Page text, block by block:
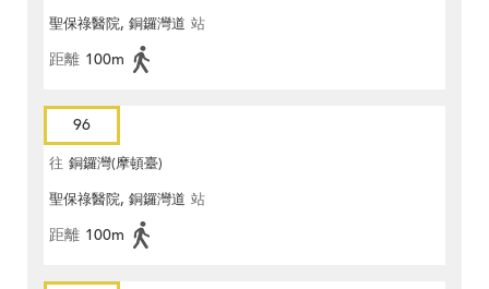
聖保祿醫院, 銅鑼灣道 站
距離 100m
96
往 銅鑼灣(摩頓臺)
聖保祿醫院, 銅鑼灣道 站
距離 100m